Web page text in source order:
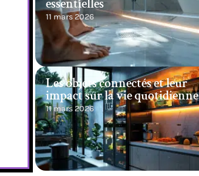
essentielles
11 mars 2026
Les objets connectés et leur
impact sur la vie quotidienne
11 mars 2026